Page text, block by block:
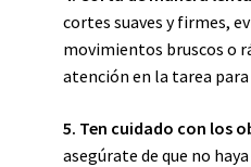
cortes suaves y firmes,
movimientos bruscos o
atención en la tarea
5. Ten cuidado con los
asegúrate de que no